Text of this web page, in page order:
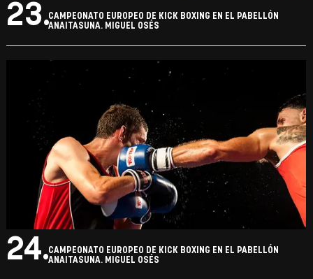
23.CAMPEONATO EUROPEO DE KICK BOXING EN EL PABELLÓN
ANAITASUNA. MIGUEL OSÉS
24.CAMPEONATO EUROPEO DE KICK BOXING EN EL PABELLÓN
ANAITASUNA. MIGUEL OSÉS